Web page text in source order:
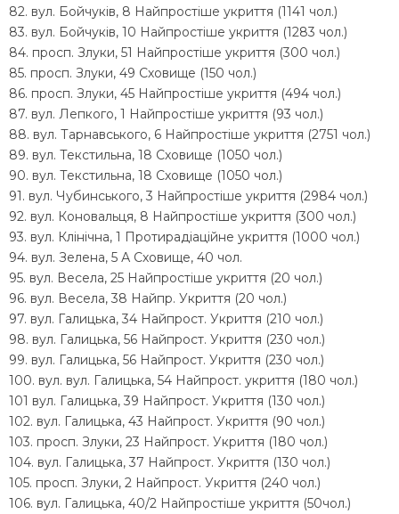
82. вул. Бойчуків, 8 Найпростіше укриття (1141 чол.)
83. вул. Бойчуків, 10 Найпростіше укриття (1283 чол.)
84. просп. Злуки, 51 Найпростіше укриття (300 чол.)
85. просп. Злуки, 49 Сховище (150 чол.)
86. просп. Злуки, 45 Найпростіше укриття (494 чол.)
87. вул. Лепкого, 1 Найпростіше укриття (93 чол.)
88. вул. Тарнавського, 6 Найпростіше укриття (2751 чол.)
89. вул. Текстильна, 18 Сховище (1050 чол.)
90. вул. Текстильна, 18 Сховище (1050 чол.)
91. вул. Чубинського, 3 Найпростіше укриття (2984 чол.)
92. вул. Коновальця, 8 Найпростіше укриття (300 чол.)
93. вул. Клінічна, 1 Протирадіаційне укриття (1000 чол.)
94. вул. Зелена, 5 А Сховище, 40 чол.
95. вул. Весела, 25 Найпростіше укриття (20 чол.)
96. вул. Весела, 38 Найпр. Укриття (20 чол.)
97. вул. Галицька, 34 Найпрост. Укриття (210 чол.)
98. вул. Галицька, 56 Найпрост. Укриття (230 чол.)
99. вул. Галицька, 56 Найпрост. Укриття (230 чол.)
100. вул. вул. Галицька, 54 Найпрост. укриття (180 чол.)
101 вул. Галицька, 39 Найпрост. Укриття (130 чол.)
102. вул. Галицька, 43 Найпрост. Укриття (90 чол.)
103. просп. Злуки, 23 Найпрост. Укриття (180 чол.)
104. вул. Галицька, 37 Найпрост. Укриття (130 чол.)
105. просп. Злуки, 2 Найпрост. Укриття (240 чол.)
106. вул. Галицька, 40/2 Найпростіше укриття (50чол.)